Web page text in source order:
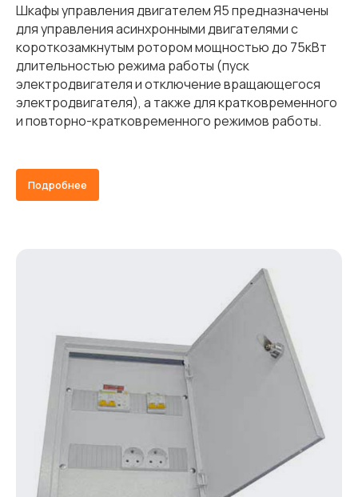
Шкафы управления двигателем Я5 предназначены
для управления асинхронными двигателями с
короткозамкнутым ротором мощностью до 75кВт
длительностью режима работы (пуск
электродвигателя и отключение вращающегося
электродвигателя), а также для кратковременного
и повторно-кратковременного режимов работы.
Подробнее